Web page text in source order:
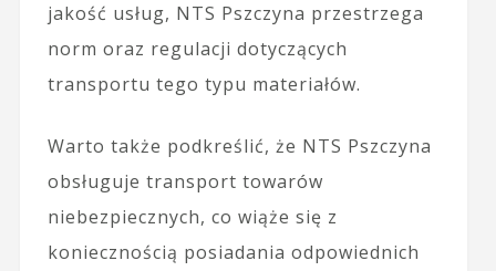
jakość usług, NTS Pszczyna przestrzega
norm oraz regulacji dotyczących
transportu tego typu materiałów.
Warto także podkreślić, że NTS Pszczyna
obsługuje transport towarów
niebezpiecznych, co wiąże się z
koniecznością posiadania odpowiednich